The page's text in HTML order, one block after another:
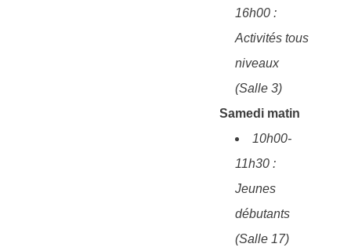
16h00 :
Activités tous
niveaux
(Salle 3)
Samedi matin
10h00-
11h30 :
Jeunes
débutants
(Salle 17)